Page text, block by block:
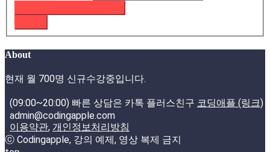
About
현재 월 700명 신규수강중입니다.
(09:00~20:00) 빠른 상담은 카톡 플러스친구 코딩애플 (링크)
admin@codingapple.com
이용약관, 개인정보처리방침
ⓒ Codingapple, 강의 예제, 영상 복제 금지